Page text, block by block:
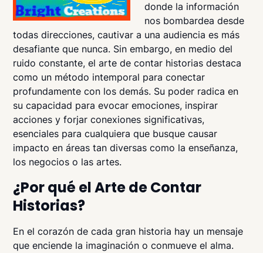
donde la información
nos bombardea desde
todas direcciones, cautivar a una audiencia es más
desafiante que nunca. Sin embargo, en medio del
ruido constante, el arte de contar historias destaca
como un método intemporal para conectar
profundamente con los demás. Su poder radica en
su capacidad para evocar emociones, inspirar
acciones y forjar conexiones significativas,
esenciales para cualquiera que busque causar
impacto en áreas tan diversas como la enseñanza,
los negocios o las artes.
¿Por qué el Arte de Contar
Historias?
En el corazón de cada gran historia hay un mensaje
que enciende la imaginación o conmueve el alma.